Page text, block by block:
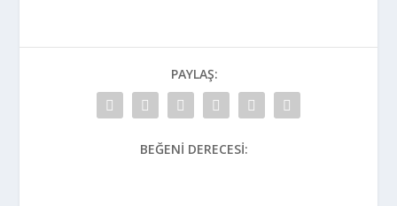
PAYLAŞ:
BEĞENI DERECESI: